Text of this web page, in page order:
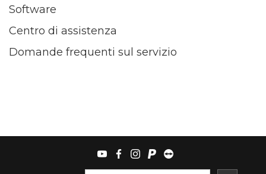
Software
Centro di assistenza
Domande frequenti sul servizio
youtubefacebook
instagram
paypalteamviewer